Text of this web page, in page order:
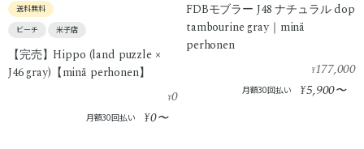
送料無料
ビーチ
米子店
【完売】Hippo (land puzzle ×
J46 gray)【minä perhonen】
¥0
月額30回払い ¥0〜
FDBモブラー J48 ナチュラル dop
tambourine gray｜minä
perhonen
¥177,000
月額30回払い ¥5,900〜